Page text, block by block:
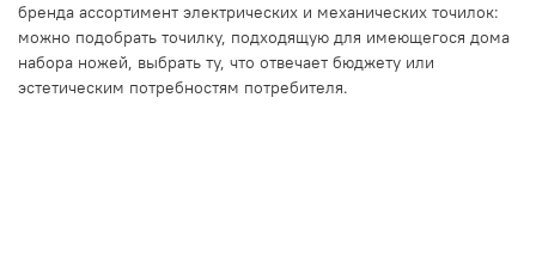
бренда ассортимент электрических и механических точилок:
можно подобрать точилку, подходящую для имеющегося дома
набора ножей, выбрать ту, что отвечает бюджету или
эстетическим потребностям потребителя.